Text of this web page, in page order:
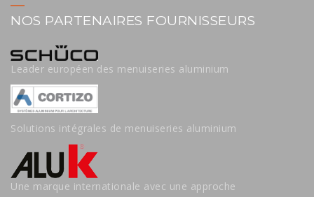
NOS PARTENAIRES FOURNISSEURS
Leader européen des menuiseries aluminium
Solutions intégrales de menuiseries aluminium
Une marque internationale avec une approche